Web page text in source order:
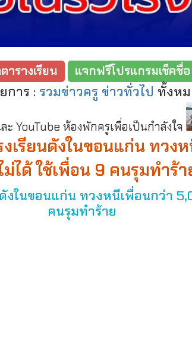
รางเรียน แจกฟรีโปรแกรมเช็คชื่
การ : รวมข่าวครู ข่าวทั่วไป ทั้งห
YouTube ห้องพักครูเพื่อเป็นกำลังใจ
เรียนดังในขอนแก่น ทวง
ได้ ใช้เพื่อน 9 คนรุมทำร้า
งในขอนแก่น ทวงหนีเพื่อนกว่า
คนรุมทำร้าย